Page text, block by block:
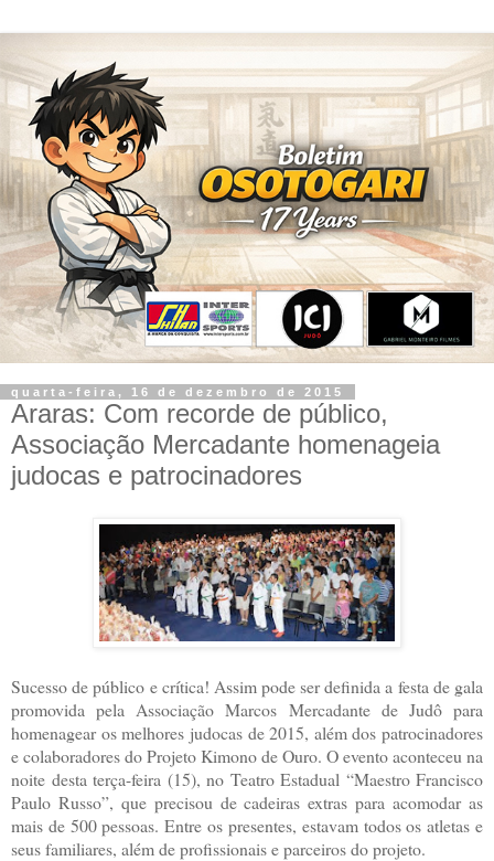
quarta-feira, 16 de dezembro de 2015
Araras: Com recorde de público,
Associação Mercadante homenageia
judocas e patrocinadores
Sucesso de público e crítica! Assim pode ser definida a festa de gala
promovida pela Associação Marcos Mercadante de Judô para
homenagear os melhores judocas de 2015, além dos patrocinadores
e colaboradores do Projeto Kimono de Ouro. O evento aconteceu na
noite desta terça-feira (15), no Teatro Estadual “Maestro Francisco
Paulo Russo”, que precisou de cadeiras extras para acomodar as
mais de 500 pessoas. Entre os presentes, estavam todos os atletas e
seus familiares, além de profissionais e parceiros do projeto.